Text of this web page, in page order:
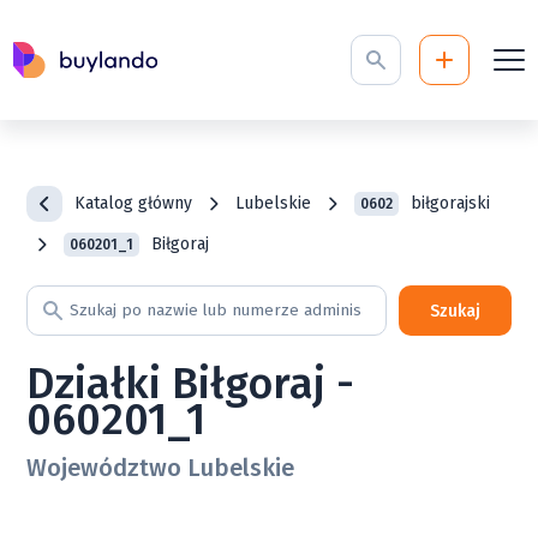
Katalog główny Lubelskie 0602 biłgorajski
060201_1 Biłgoraj
Szukaj
Działki Biłgoraj -
060201_1
Województwo Lubelskie